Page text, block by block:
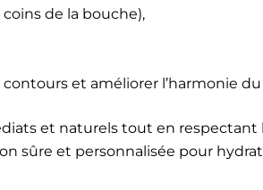
coins de la bouche),
et améliorer l’harmonie du
et naturels tout en respectant
sûre et personnalisée pour